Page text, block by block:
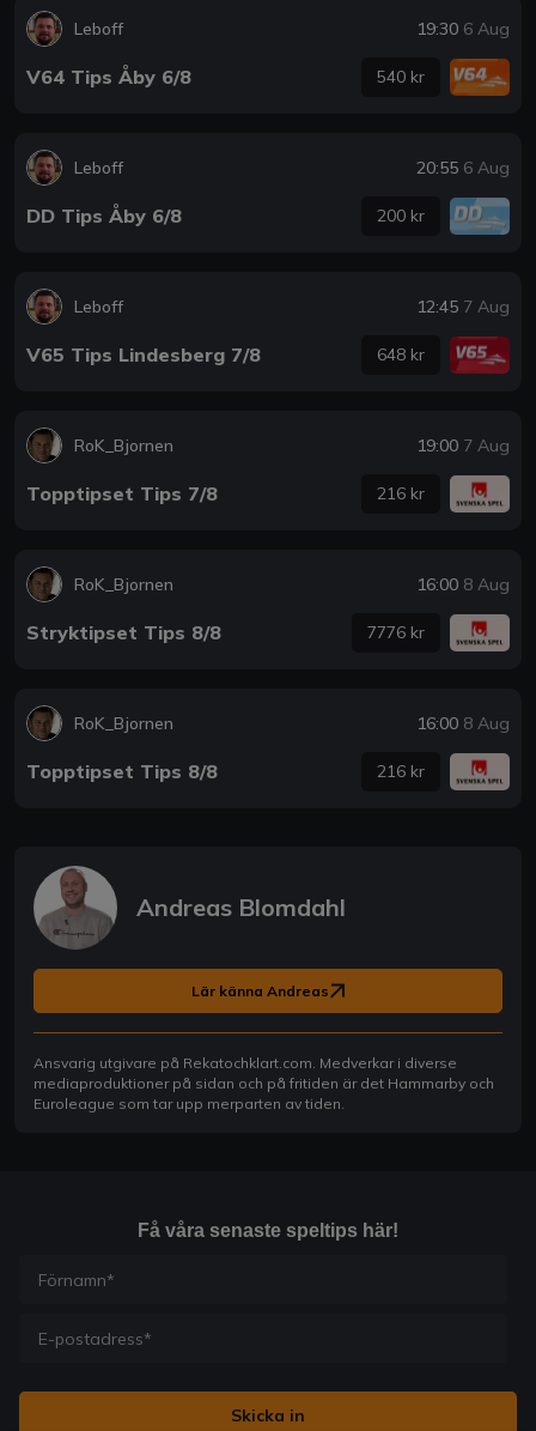
Leboff 19:30 6 Aug
V64 Tips Åby 6/8 540 kr
Leboff 20:55 6 Aug
DD Tips Åby 6/8 200 kr
Leboff 12:45 7 Aug
V65 Tips Lindesberg 7/8 648 kr
RoK_Bjornen 19:00 7 Aug
Topptipset Tips 7/8 216 kr
RoK_Bjornen 16:00 8 Aug
Stryktipset Tips 8/8 7776 kr
RoK_Bjornen 16:00 8 Aug
Topptipset Tips 8/8 216 kr
Andreas Blomdahl
Lär känna Andreas
Ansvarig utgivare på Rekatochklart.com. Medverkar i diverse
mediaproduktioner på sidan och på fritiden är det Hammarby och
Euroleague som tar upp merparten av tiden.
Få våra senaste speltips här!